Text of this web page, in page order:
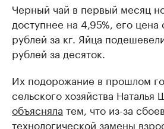
Черный чай в первый месяц
доступнее на 4,95%, его цена
рублей за кг. Яйца
рублей за десяток.
Их подорожание в прошлом
сельского хозяйства Наталья
объясняла тем, что из-за
технологической замены